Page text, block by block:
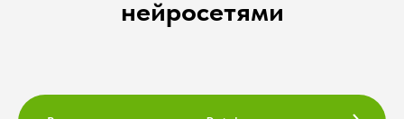
нейросетями